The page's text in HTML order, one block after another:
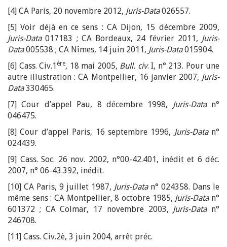
[4] CA Paris, 20 novembre 2012, Juris-Data026557.
[5] Voir déjà en ce sens : CA Dijon, 15 décembre 2009,
Juris-Data017183 ; CA Bordeaux, 24 février 2011, Juris-
Data005538 ; CA Nîmes, 14 juin 2011, Juris-Data015904.
[6] Cass. Civ.1 ère, 18 mai 2005, Bull. civ. I, n° 213. Pour une
autre illustration : CA Montpellier, 16 janvier 2007, Juris-
Data330465.
[7] Cour d’appel Pau, 8 décembre 1998, Juris-Datan°
046475.
[8] Cour d’appel Paris, 16 septembre 1996, Juris-Datan°
024439.
[9] Cass. Soc. 26 nov. 2002, n°00-42.401, inédit et 6 déc.
2007, n° 06-43.392, inédit.
[10] CA Paris, 9 juillet 1987, Juris-Datan° 024358. Dans le
même sens : CA Montpellier, 8 octobre 1985, Juris-Datan°
601372 ; CA Colmar, 17 novembre 2003, Juris-Datan°
246708.
[11] Cass. Civ.2è, 3 juin 2004, arrêt préc.